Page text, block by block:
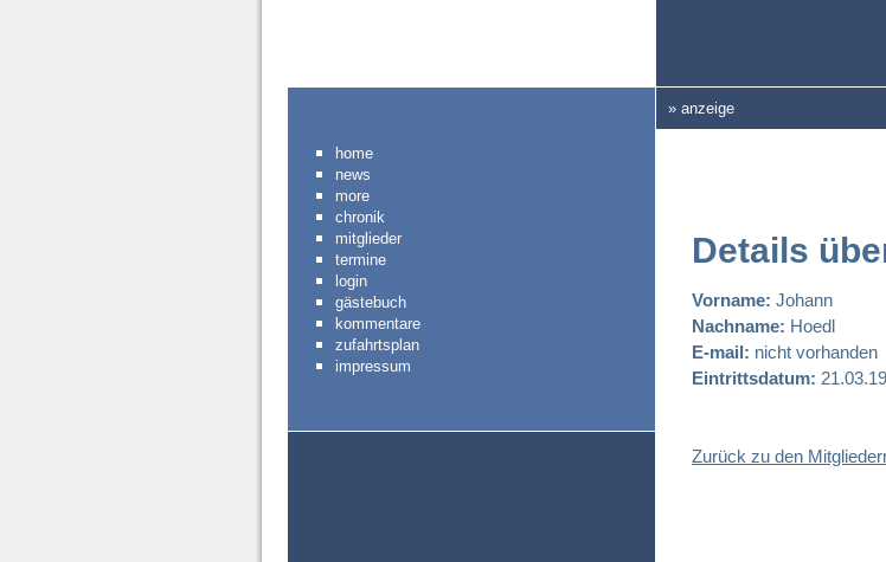
home
news
more
chronik
mitglieder
termine
login
gästebuch
kommentare
zufahrtsplan
impressum
» anzeige
Details
Vorname: Johann
Nachname: Hoedl
E-mail: nicht vorhanden
Eintrittsdatum:
Zurück zu den